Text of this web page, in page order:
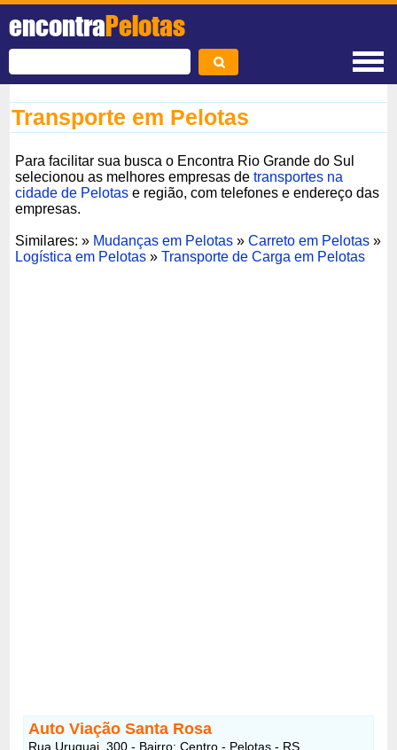
encontraPelotas
Transporte em Pelotas
Para facilitar sua busca o Encontra Rio Grande do Sul
selecionou as melhores empresas detransportes na
cidade de Pelotas e região, com telefones e endereço das
empresas.
Similares: » Mudanças em Pelotas »Carreto em Pelotas »
Logística em Pelotas »Transporte de Carga em Pelotas
Auto Viação Santa Rosa
Rua Uruguai, 300 - Bairro: Centro - Pelotas - RS